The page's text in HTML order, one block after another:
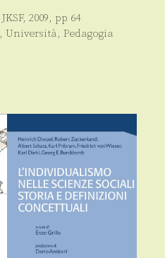
JKSF, 2009, pp 64
, Università, Pedagogia